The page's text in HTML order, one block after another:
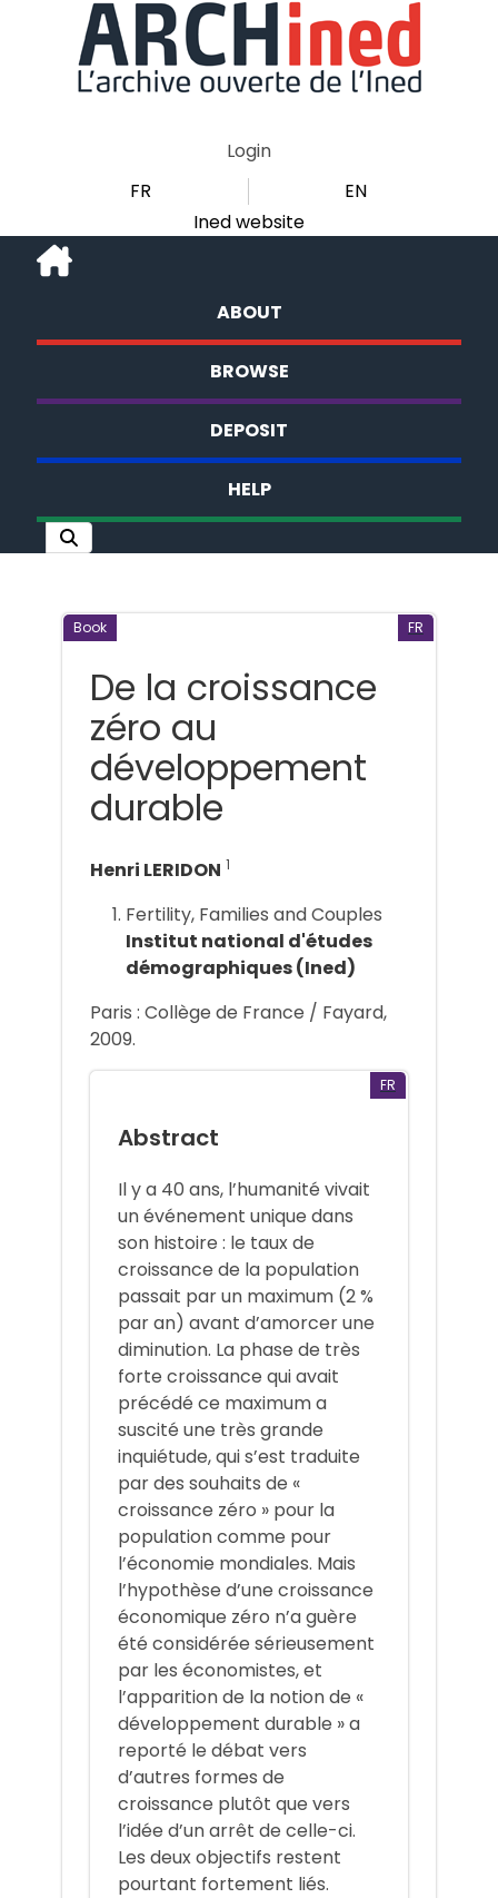
Login
FR
EN
Ined website
ABOUT
BROWSE
DEPOSIT
HELP
Book FR
De la croissance
zéro au
développement
durable
Henri LERIDON 1
Fertility, Families and Couples
Institut national d'études
démographiques (Ined)
Paris : Collège de France / Fayard,
2009.
FR
Abstract
Il y a 40 ans, l’humanité vivait
un événement unique dans
son histoire : le taux de
croissance de la population
passait par un maximum (2 %
par an) avant d’amorcer une
diminution. La phase de très
forte croissance qui avait
précédé ce maximum a
suscité une très grande
inquiétude, qui s’est traduite
par des souhaits de «
croissance zéro » pour la
population comme pour
l’économie mondiales. Mais
l’hypothèse d’une croissance
économique zéro n’a guère
été considérée sérieusement
par les économistes, et
l’apparition de la notion de «
développement durable » a
reporté le débat vers
d’autres formes de
croissance plutôt que vers
l’idée d’un arrêt de celle-ci.
Les deux objectifs restent
pourtant fortement liés.